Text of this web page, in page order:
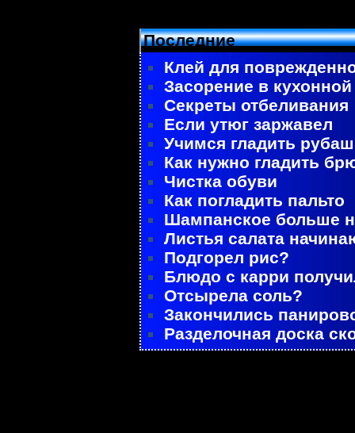
Последние
Клей для
Засорение в
Секреты отбеливания
Если утюг заржавел
Учимся гладить
Как нужно гладить
Чистка обуви
Как погладить пальто
Шампанское больше
Листья салата
Подгорел рис?
Блюдо с карри
Отсырела соль?
Закончились
Разделочная доска